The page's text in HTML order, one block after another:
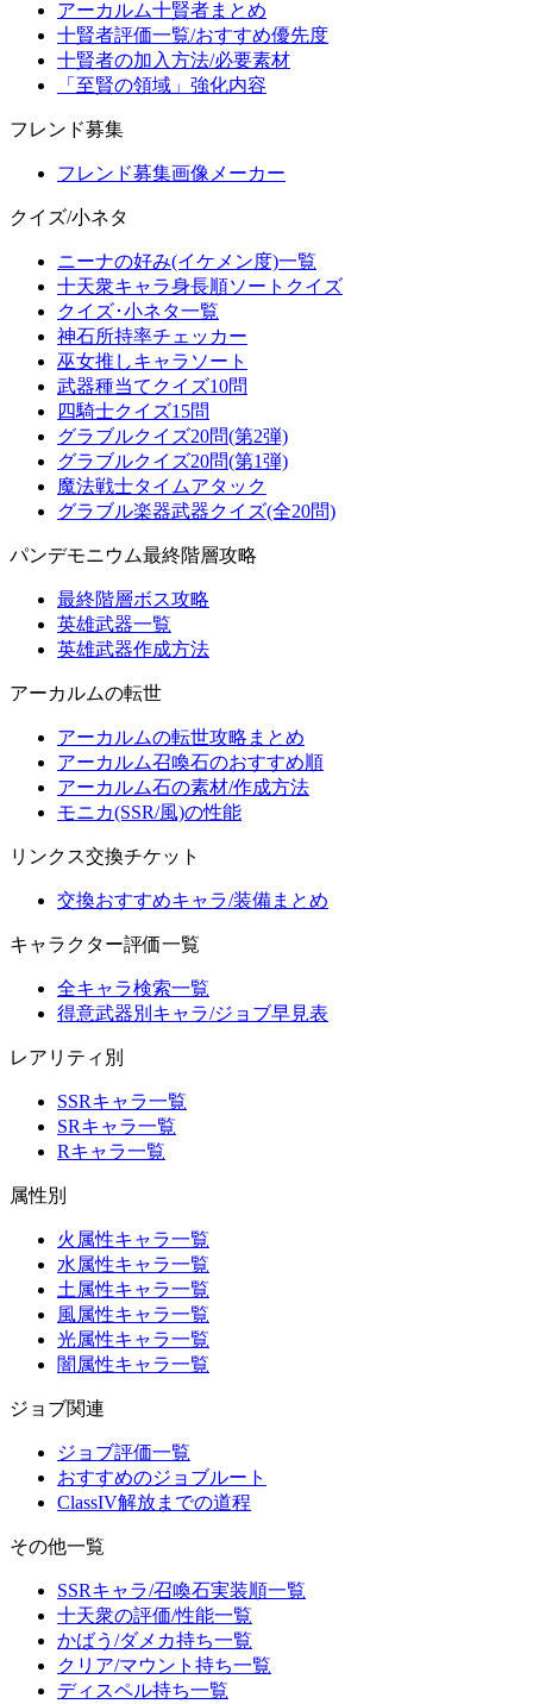
アーカルム十賢者まとめ
十賢者評価一覧/おすすめ優先度
十賢者の加入方法/必要素材
「至賢の領域」強化内容
フレンド募集
フレンド募集画像メーカー
クイズ/小ネタ
ニーナの好み(イケメン度)一覧
十天衆キャラ身長順ソートクイズ
クイズ･小ネタ一覧
神石所持率チェッカー
巫女推しキャラソート
武器種当てクイズ10問
四騎士クイズ15問
グラブルクイズ20問(第2弾)
グラブルクイズ20問(第1弾)
魔法戦士タイムアタック
グラブル楽器武器クイズ(全20問)
パンデモニウム最終階層攻略
最終階層ボス攻略
英雄武器一覧
英雄武器作成方法
アーカルムの転世
アーカルムの転世攻略まとめ
アーカルム召喚石のおすすめ順
アーカルム石の素材/作成方法
モニカ(SSR/風)の性能
リンクス交換チケット
交換おすすめキャラ/装備まとめ
キャラクター評価一覧
全キャラ検索一覧
得意武器別キャラ/ジョブ早見表
レアリティ別
SSRキャラ一覧
SRキャラ一覧
Rキャラ一覧
属性別
火属性キャラ一覧
水属性キャラ一覧
土属性キャラ一覧
風属性キャラ一覧
光属性キャラ一覧
闇属性キャラ一覧
ジョブ関連
ジョブ評価一覧
おすすめのジョブルート
ClassIV解放までの道程
その他一覧
SSRキャラ/召喚石実装順一覧
十天衆の評価/性能一覧
かばう/ダメカ持ち一覧
クリア/マウント持ち一覧
ディスペル持ち一覧